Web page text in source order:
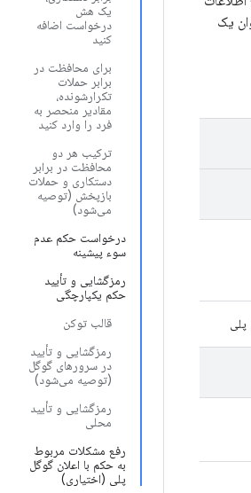
یک هش
درخواست اضافه
کنید
برای محافظت در
برابر حملات
تکرارشونده،
مقادیر منحصر به
فرد را وارد کنید
ترکیب هر دو
محافظت در برابر
دستکاری و حملات
بازپخش (توصیه
می‌شود)
درخواست حکم عدم
سوء پیشینه
رمزگشایی و تأیید
حکم یکپارچگی
قالب توکن
رمزگشایی و تأیید
در سرورهای گوگل
(توصیه می‌شود)
رمزگشایی و تأیید
محلی
رفع مشکلات مربوط
به حکم با اعلان گوگل
پلی (اختیاری)
یک